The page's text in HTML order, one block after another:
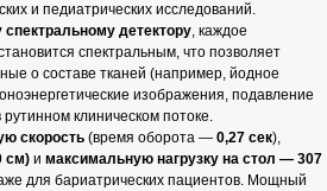
и педиатрических исследований.
спектральному детектору, каждое
спектральным, что позволяет
о составе тканей (например, йодное
изображения, подавление
клиническом потоке.
скорость (время оборота — 0,27 сек),
см) и максимальную нагрузку на стол — 307
для бариатрических пациентов. Мощный